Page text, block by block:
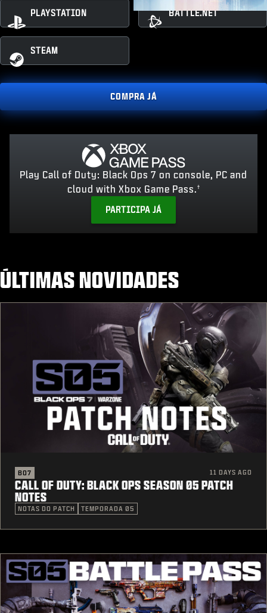
PLAYSTATION BATTLE.NET
STEAM
COMPRA JÁ
Play Call of Duty: Black Ops 7 on console, PC and
cloud with Xbox Game Pass. †
PARTICIPA JÁ
ÚLTIMAS NOVIDADES
BO7 11 DAYS AGO
CALL OF DUTY: BLACK OPS SEASON 05 PATCH
NOTES
NOTAS DO PATCH TEMPORADA 05